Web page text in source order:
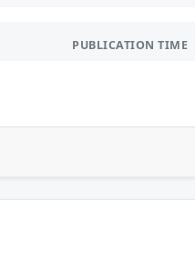
PUBLICATION TIME